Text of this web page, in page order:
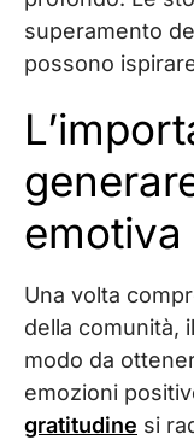
superamento
possono
emotiva
Una volta
della comunità,
modo da
emozioni
gratitudine si